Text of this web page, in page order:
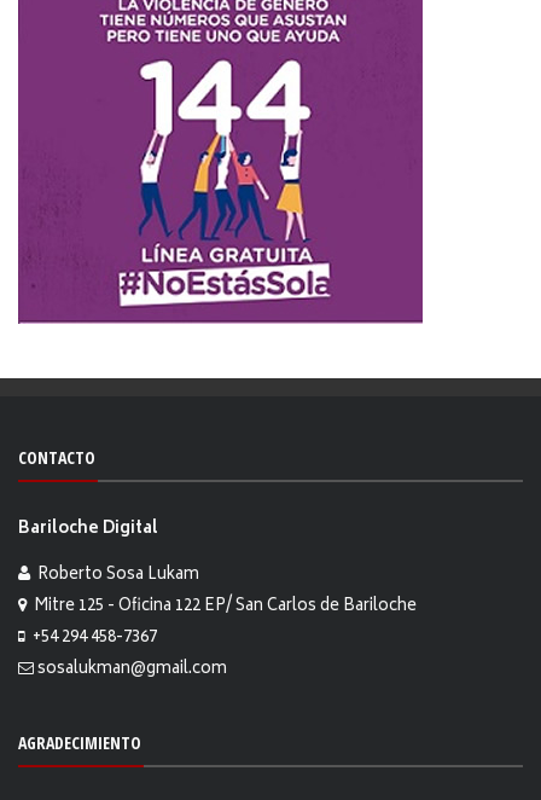
CONTACTO
Bariloche Digital
Roberto Sosa Lukam
Mitre 125 - Oficina 122 EP/ San Carlos de Bariloche
+54 294 458-7367
sosalukman@gmail.com
AGRADECIMIENTO